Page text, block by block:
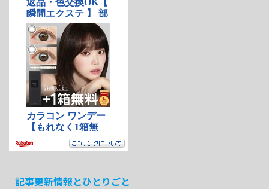
記事更新情報とひとりごと